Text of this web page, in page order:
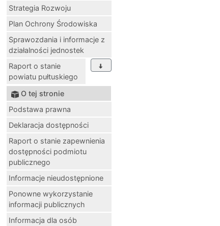
Strategia Rozwoju
Plan Ochrony Środowiska
Sprawozdania i informacje z
działalności jednostek
Raport o stanie
powiatu pułtuskiego
O tej stronie
Podstawa prawna
Deklaracja dostępności
Raport o stanie zapewnienia
dostępności podmiotu
publicznego
Informacje nieudostępnione
Ponowne wykorzystanie
informacji publicznych
Informacja dla osób